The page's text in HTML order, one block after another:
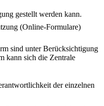
gestellt werden kann.
(Online-Formulare)
sind unter Berücksichtigung
kann sich die Zentrale
der einzelnen